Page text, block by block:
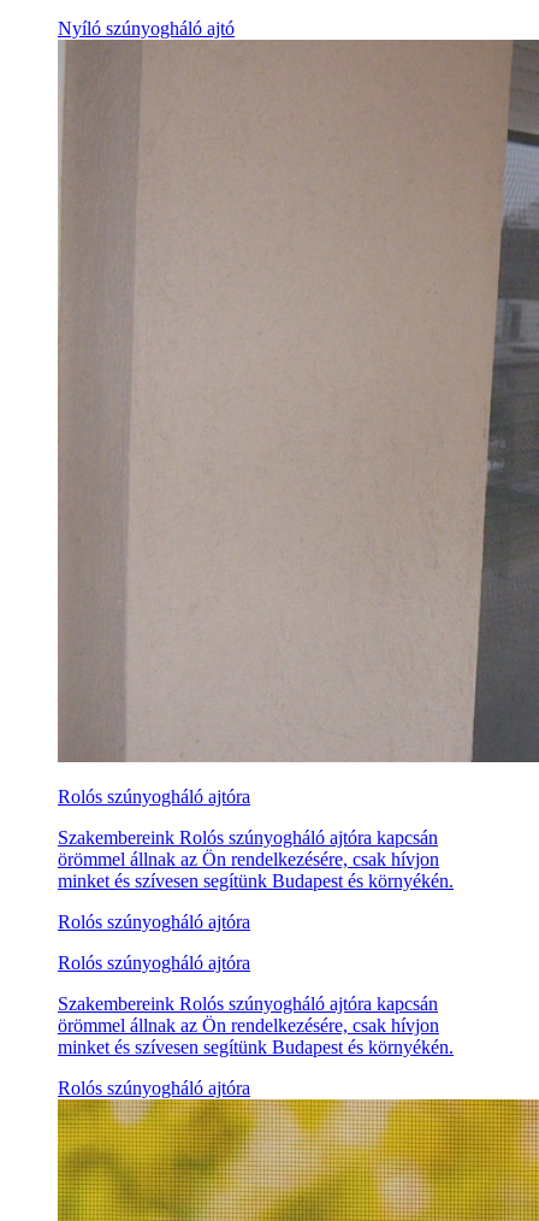
Nyíló szúnyogháló ajtó
Rolós szúnyogháló ajtóra
Szakembereink Rolós szúnyogháló ajtóra kapcsán
örömmel állnak az Ön rendelkezésére, csak hívjon
minket és szívesen segítünk Budapest és környékén.
Rolós szúnyogháló ajtóra
Rolós szúnyogháló ajtóra
Szakembereink Rolós szúnyogháló ajtóra kapcsán
örömmel állnak az Ön rendelkezésére, csak hívjon
minket és szívesen segítünk Budapest és környékén.
Rolós szúnyogháló ajtóra